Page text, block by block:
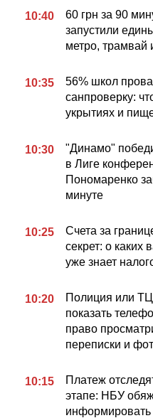
10:40
60 грн за 90
запустили
метро, трамвай
10:35
56% школ
санпроверку:
укрытиях и
10:30
"Динамо"
в Лиге
Пономаренко
минуте
10:25
Счета за
секрет: о каких
уже знает
10:20
Полиция или
показать
право
переписки и
10:15
Платеж
этапе: НБУ
информировать